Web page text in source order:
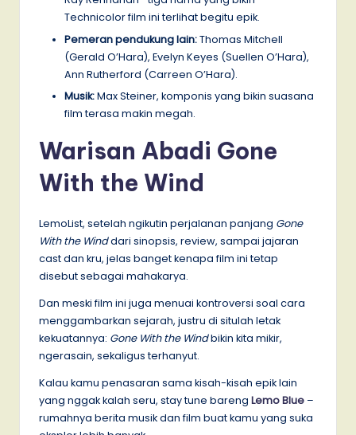
Technicolor film ini terlihat begitu epik.
Pemeran pendukung lain:Thomas Mitchell
(Gerald O’Hara), Evelyn Keyes (Suellen O’Hara),
Ann Rutherford (Carreen O’Hara).
Musik:Max Steiner, komponis yang bikin suasana
film terasa makin megah.
Warisan Abadi Gone
With the Wind
LemoList, setelah ngikutin perjalanan panjang Gone
With the Winddari sinopsis, review, sampai jajaran
cast dan kru, jelas banget kenapa film ini tetap
disebut sebagai mahakarya.
Dan meski film ini juga menuai kontroversi soal cara
menggambarkan sejarah, justru di situlah letak
kekuatannya: Gone With the Windbikin kita mikir,
ngerasain, sekaligus terhanyut.
Kalau kamu penasaran sama kisah-kisah epik lain
yang nggak kalah seru, stay tune bareng Lemo Blue –
rumahnya berita musik dan film buat kamu yang suka